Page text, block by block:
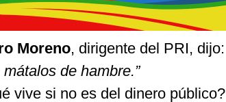
Moreno, dirigente del PRI, dijo:
de hambre.”
vive si no es del dinero público?